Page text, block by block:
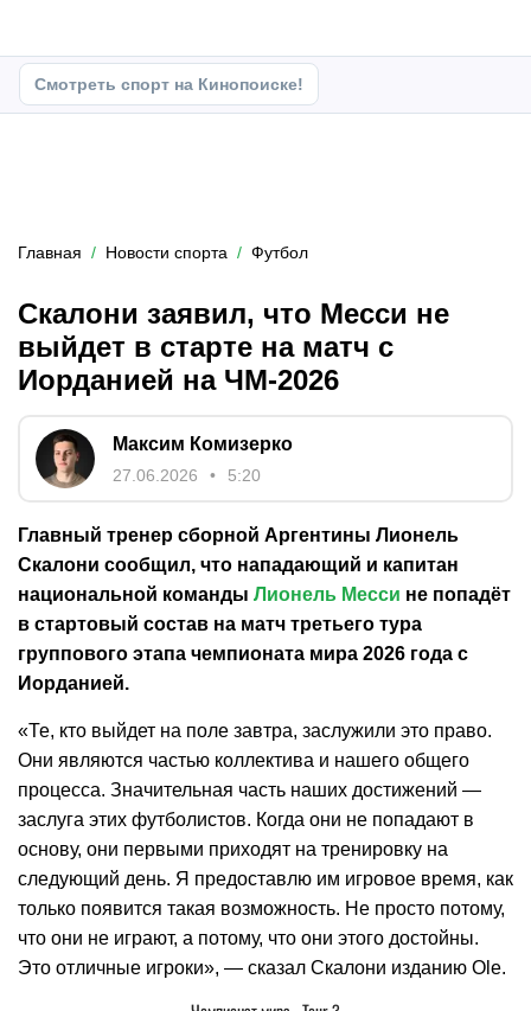
Смотреть спорт на Кинопоиске!
Главная Новости спорта Футбол
Скалони заявил, что Месси не
выйдет в старте на матч с
Иорданией на ЧМ-2026
Максим Комизерко
27.06.2026 5:20
Главный тренер сборной Аргентины Лионель
Скалони сообщил, что нападающий и капитан
национальной команды Лионель Месси не попадёт
в стартовый состав на матч третьего тура
группового этапа чемпионата мира 2026 года с
Иорданией.
«Те, кто выйдет на поле завтра, заслужили это право.
Они являются частью коллектива и нашего общего
процесса. Значительная часть наших достижений —
заслуга этих футболистов. Когда они не попадают в
основу, они первыми приходят на тренировку на
следующий день. Я предоставлю им игровое время, как
только появится такая возможность. Не просто потому,
что они не играют, а потому, что они этого достойны.
Это отличные игроки», — сказал Скалони изданию Ole.